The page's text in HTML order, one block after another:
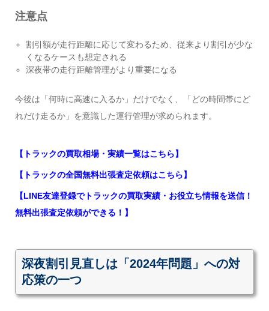
注意点
割引額が走行距離に応じて変わるため、従来より割引が少な
くなるケースも想定される
深夜帯の走行距離管理がより重要になる
今後は「何時に高速に入るか」だけでなく、「どの時間帯にど
れだけ走るか」を意識した運行管理が求められます。
【トラックの買取相場・実績一覧はこちら】
【トラックの全国無料出張査定依頼はこちら】
【LINE友達登録でトラックの買取実績・お役立ち情報を送信！
無料出張査定依頼ができる！】
深夜割引見直しは「2024年問題」への対
応策の一つ